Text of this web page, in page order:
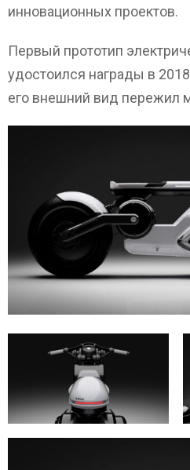
инновационных проектов.
Первый прототип
удостоился награды в
его внешний вид пережил